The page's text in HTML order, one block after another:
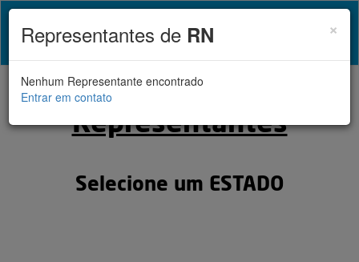
Representantes
Selecione um ESTADO
×
Representantes de RN
Nenhum Representante encontrado
Entrar em contato